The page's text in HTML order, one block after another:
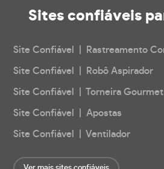
Sites confiáveis
Site Confiável | Rastreamento
Site Confiável | Robô Aspirador
Site Confiável | Torneira Gourmet
Site Confiável | Apostas
Site Confiável | Ventilador